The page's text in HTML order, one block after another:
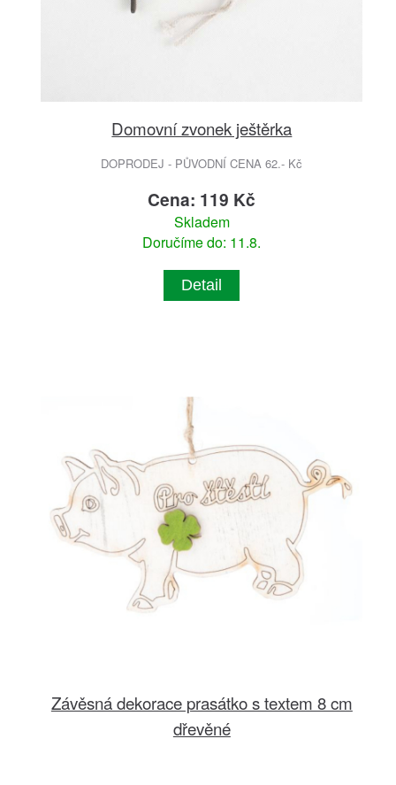
Domovní zvonek ještěrka
DOPRODEJ - PŮVODNÍ CENA 62.- Kč
Cena: 119 Kč
Skladem
Doručíme do: 11.8.
Detail
Závěsná dekorace prasátko s textem 8 cm
dřevěné